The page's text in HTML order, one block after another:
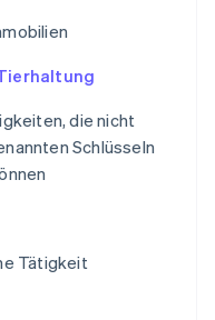
die nicht
Schlüsseln
Tätigkeit